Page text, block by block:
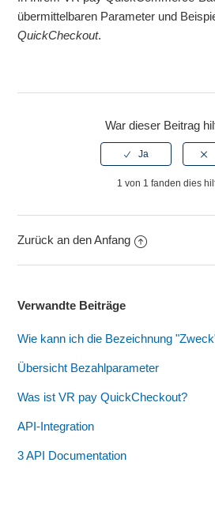
übermittelbaren Parameter und
QuickCheckout.
War dieser Beitrag
1 von 1 fanden dies
Zurück an den Anfang
Verwandte Beiträge
Wie kann ich die Bezeichnung
Übersicht Bezahlparameter
Was ist VR pay QuickCheckout?
API-Integration
3 API Documentation